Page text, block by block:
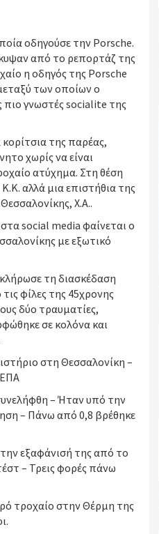
οδηγούσε την Porsche.
από το ρεπορτάζ της
η οδηγός της Porsche
των οποίων ο
γνωστές socialite της
της παρέας,
χωρίς να είναι
ατύχημα. Στη θέση
αλλά μια επιστήθια της
Χ.Α..
social media φαίνεται ο
με εξωτικό
τη διασκέδαση
φίλες της 45χρονης
δύο τραυματίες,
σε κολόνα και
στη Θεσσαλονίκη –
– Ήταν υπό την
– Πάνω από 0,8 βρέθηκε
εξαφάνισή της από το
– Τρεις φορές πάνω
τροχαίο στην Θέρμη της